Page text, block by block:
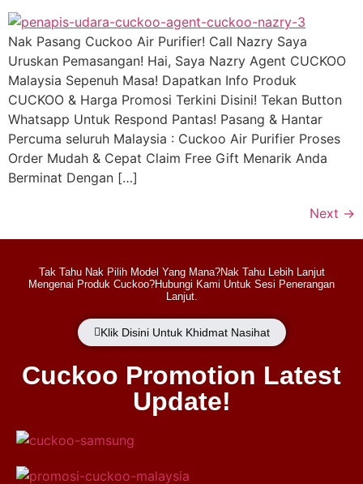
Nak Pasang Cuckoo Air Purifier! Call Nazry Saya
Uruskan Pemasangan! Hai, Saya Nazry Agent CUCKOO
Malaysia Sepenuh Masa! Dapatkan Info Produk
CUCKOO & Harga Promosi Terkini Disini! Tekan Button
Whatsapp Untuk Respond Pantas! Pasang & Hantar
Percuma seluruh Malaysia : Cuckoo Air Purifier Proses
Order Mudah & Cepat Claim Free Gift Menarik Anda
Berminat Dengan […]
Next →
Tak Tahu Nak Pilih Model Yang Mana?Nak Tahu Lebih Lanjut
Mengenai Produk Cuckoo?Hubungi Kami Untuk Sesi Penerangan
Lanjut.
Klik Disini Untuk Khidmat Nasihat
Cuckoo Promotion Latest
Update!